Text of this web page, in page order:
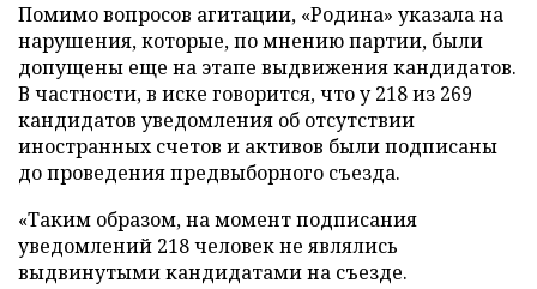
Помимо вопросов агитации, «Родина» указала на
нарушения, которые, по мнению партии, были
допущены еще на этапе выдвижения кандидатов.
В частности, в иске говорится, что у 218 из 269
кандидатов уведомления об отсутствии
иностранных счетов и активов были подписаны
до проведения предвыборного съезда.
«Таким образом, на момент подписания
уведомлений 218 человек не являлись
выдвинутыми кандидатами на съезде.